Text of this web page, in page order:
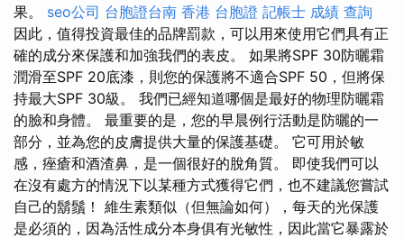
果。 seo公司 台胞證台南 香港 台胞證 記帳士 成績 查詢
因此，值得投資最佳的品牌罰款，可以用來使用它們具有正
確的成分來保護和加強我們的表皮。 如果將SPF 30防曬霜
潤滑至SPF 20底漆，則您的保護將不適合SPF 50，但將保
持最大SPF 30級。 我們已經知道哪個是最好的物理防曬霜
的臉和身體。 最重要的是，您的早晨例行活動是防曬的一
部分，並為您的皮膚提供大量的保護基礎。 它可用於敏
感，痤瘡和酒渣鼻，是一個很好的脫角質。 即使我們可以
在沒有處方的情況下以某種方式獲得它們，也不建議您嘗試
自己的鬍鬚！ 維生素類似（但無論如何），每天的光保護
是必須的，因為活性成分本身俱有光敏性，因此當它暴露於